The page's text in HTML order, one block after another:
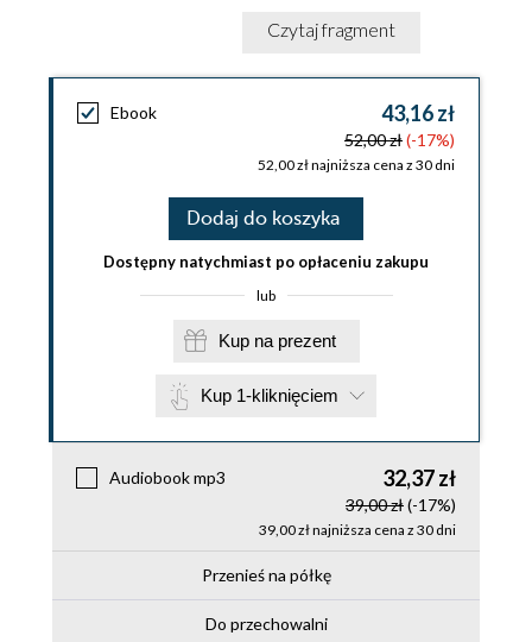
Czytaj fragment
Ebook 43,16 zł
52,00 zł(-17%)
52,00 zł najniższa cena z 30 dni
Dodaj do koszyka
Dostępny natychmiast po opłaceniu zakupu
lub
Kup na prezent
Kup 1-kliknięciem
Audiobook mp3 32,37 zł
39,00 zł(-17%)
39,00 zł najniższa cena z 30 dni
Przenieś na półkę
Do przechowalni